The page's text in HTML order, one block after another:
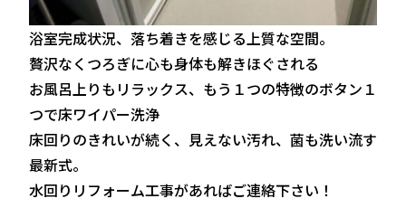
浴室完成状況、落ち着きを感じる上質な空間。
贅沢なくつろぎに心も身体も解きほぐされる
お風呂上りもリラックス、もう１つの特徴のボタン１
つで床ワイパー洗浄
床回りのきれいが続く、見えない汚れ、菌も洗い流す
最新式。
水回りリフォーム工事があればご連絡下さい！